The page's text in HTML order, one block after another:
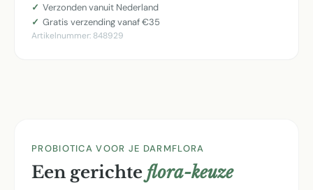
Verzonden vanuit Nederland
Gratis verzending vanaf €35
Artikelnummer: 848929
PROBIOTICA VOOR JE DARMFLORA
Een gerichte flora-keuze